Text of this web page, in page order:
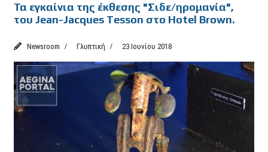
Τα εγκαίνια της έκθεσης "Σιδε/ηρομανία",
του Jean-Jacques Tesson στο Hotel Brown.
Newsroom Γλυπτική 23 Ιουνίου 2018